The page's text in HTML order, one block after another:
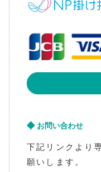
お問い合わせ
下記リンクより
願いします。